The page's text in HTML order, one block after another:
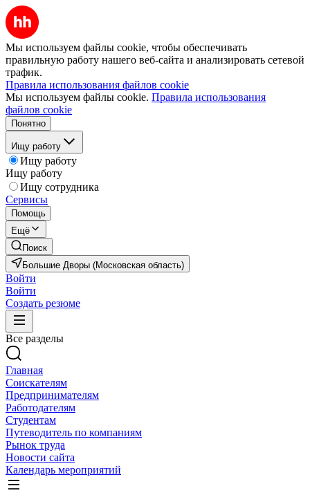
Мы используем файлы cookie, чтобы обеспечивать
правильную работу нашего веб-сайта и анализировать сетевой
трафик.
Правила использования файлов cookie
Мы используем файлы cookie. Правила использования
файлов cookie
Понятно
Ищу работу
Ищу работу
Ищу работу
Ищу сотрудника
Сервисы
Помощь
Ещё
Поиск
Большие Дворы (Московская область)
Войти
Войти
Создать резюме
Все разделы
Главная
Соискателям
Предпринимателям
Работодателям
Студентам
Путеводитель по компаниям
Рынок труда
Новости сайта
Календарь мероприятий